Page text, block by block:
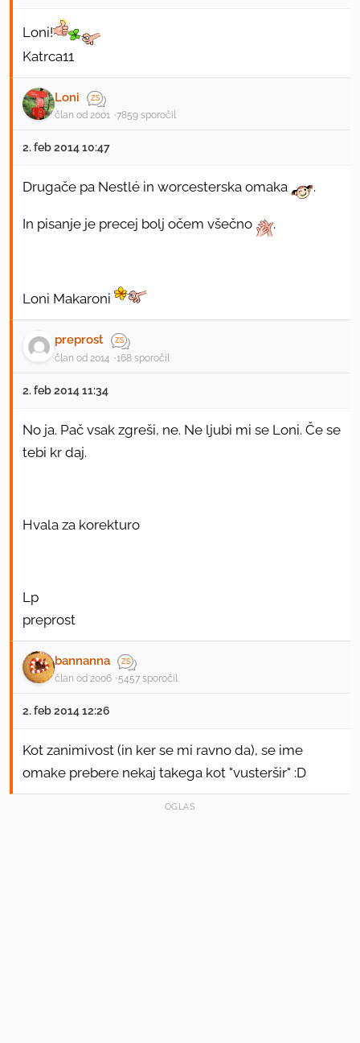
Loni!
Katrca11
Loni
član od 2001 7859 sporočil
2. feb 2014 10:47
Drugače pa Nestlé in worcesterska omaka .
In pisanje je precej bolj očem všečno .
Loni Makaroni
preprost
član od 2014 168 sporočil
2. feb 2014 11:34
No ja. Pač vsak zgreši, ne. Ne ljubi mi se Loni. Če se
tebi kr daj.
Hvala za korekturo
Lp
preprost
bannanna
član od 2006 5457 sporočil
2. feb 2014 12:26
Kot zanimivost (in ker se mi ravno da), se ime
omake prebere nekaj takega kot "vusteršir" :D
OGLAS